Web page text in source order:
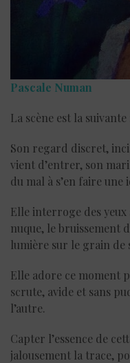
Pascale Numan
La scène est la suivante :
Son regard discret,
vient d’entrer, son
du mal à s’en faire une
Elle interroge des yeux
nuque, le bruissement
lumière sur le grain de
Elle adore ce moment
scrute, avide et sans
l’autre.
Capter l’essence de
jalousement la trace,